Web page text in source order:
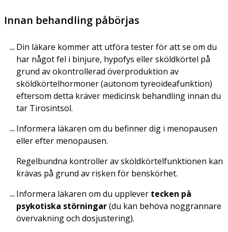
Innan behandling påbörjas
Din läkare kommer att utföra tester för att se om du
har något fel i binjure, hypofys eller sköldkörtel på
grund av okontrollerad överproduktion av
sköldkörtelhormoner (autonom tyreoideafunktion)
eftersom detta kräver medicinsk behandling innan du
tar Tirosintsol.
Informera läkaren om du befinner dig i menopausen
eller efter menopausen.
Regelbundna kontroller av sköldkörtelfunktionen kan
krävas på grund av risken för benskörhet.
Informera läkaren om du upplever tecken på
psykotiska störningar(du kan behöva noggrannare
övervakning och dosjustering).